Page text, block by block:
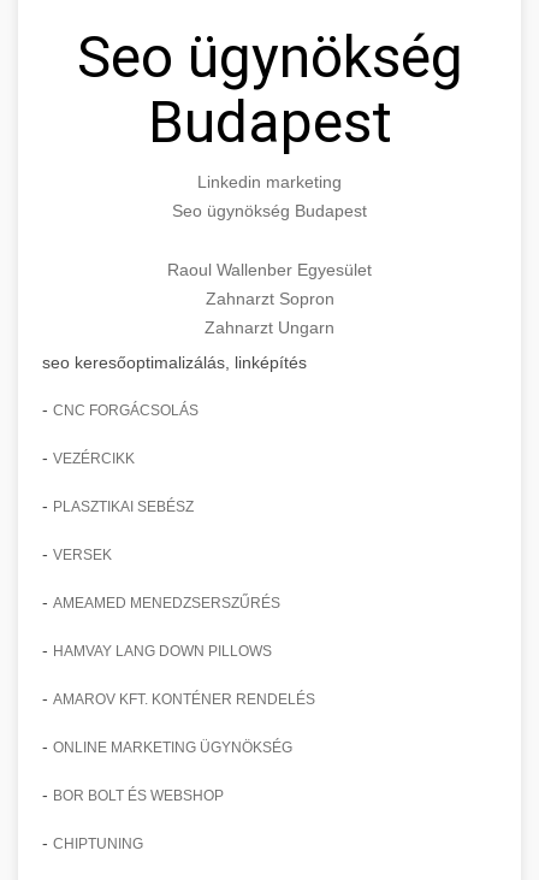
Seo ügynökség
Budapest
Linkedin marketing
Seo ügynökség Budapest
Raoul Wallenber Egyesület
Zahnarzt Sopron
Zahnarzt Ungarn
seo keresőoptimalizálás, linképítés
- CNC FORGÁCSOLÁS
- VEZÉRCIKK
- PLASZTIKAI SEBÉSZ
- VERSEK
- AMEAMED MENEDZSERSZŰRÉS
- HAMVAY LANG DOWN PILLOWS
- AMAROV KFT. KONTÉNER RENDELÉS
- ONLINE MARKETING ÜGYNÖKSÉG
- BOR BOLT ÉS WEBSHOP
- CHIPTUNING